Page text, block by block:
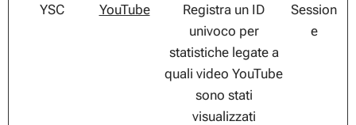
YSC YouTube
Registra un ID
univoco per
statistiche legate a
quali video YouTube
sono stati
visualizzati
Session
e